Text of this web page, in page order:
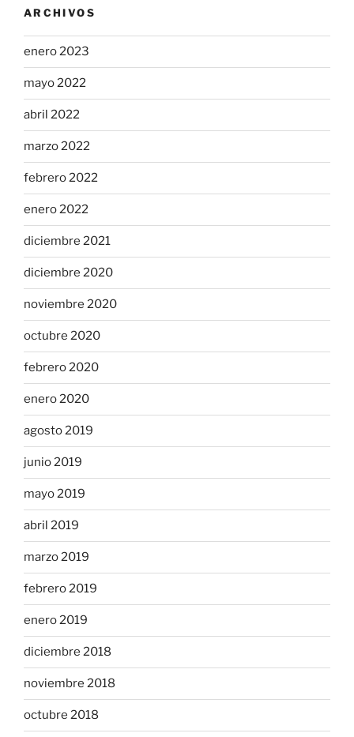
ARCHIVOS
enero 2023
mayo 2022
abril 2022
marzo 2022
febrero 2022
enero 2022
diciembre 2021
diciembre 2020
noviembre 2020
octubre 2020
febrero 2020
enero 2020
agosto 2019
junio 2019
mayo 2019
abril 2019
marzo 2019
febrero 2019
enero 2019
diciembre 2018
noviembre 2018
octubre 2018